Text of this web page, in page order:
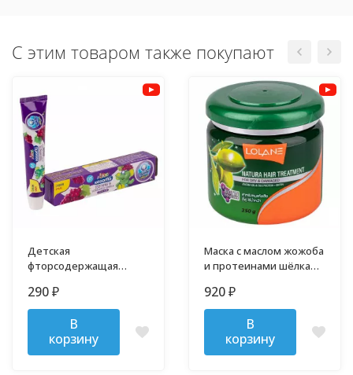
С этим товаром также покупают
Детская
фторсодержащая
Кодомо 40 гр
290 ₽
В
корзину
Маска с маслом жожоба
и протеинами шёлка
920 ₽
В
корзину